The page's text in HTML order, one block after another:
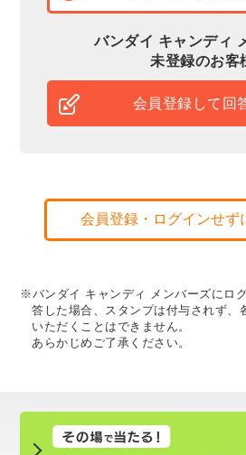
バンダイ キャンディ
未登録のお客
会員登録して回
会員登録・ログインせず
※バンダイ キャンディ メンバーズにロ
答した場合、スタンプは付与されず、
いただくことはできません。
あらかじめご了承ください。